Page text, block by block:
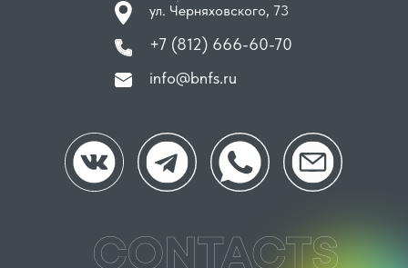
ул. Черняховского, 73
+7 (812) 666-60-70
info@bnfs.ru